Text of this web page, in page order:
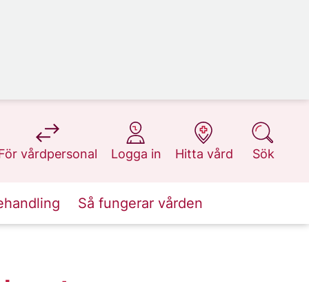
vårdpersonal
på 1177.se
Logga in
på 1177.se
Hitta vård
på 1177.se
Sök
på 1177.se
Så fungerar vården